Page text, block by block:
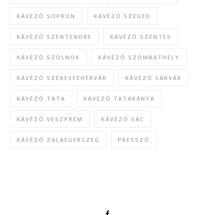
KÁVÉZÓ SOPRON KÁVÉZÓ SZEGED
KÁVÉZÓ SZENTENDRE KÁVÉZÓ SZENTES
KÁVÉZÓ SZOLNOK KÁVÉZÓ SZOMBATHELY
KÁVÉZÓ SZÉKESFEHÉRVÁR KÁVÉZÓ SÁRVÁR
KÁVÉZÓ TATA KÁVÉZÓ TATABÁNYA
KÁVÉZÓ VESZPRÉM KÁVÉZÓ VÁC
KÁVÉZÓ ZALAEGERSZEG PRESSZÓ